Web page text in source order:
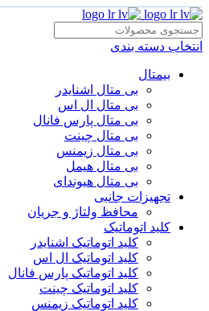
انتخاب دسته بندی
بیمتال
بی متال اشنایدر
بی متال ال اس
بی متال پارس فانال
بی متال چینت
بی متال زیمنس
بی متال هیمل
بی متال هیوندای
تجهیزات جانبی
محافظ ولتاژ و‌ جریان
کلید اتوماتیک
کلید اتوماتیک اشنایدر
کلید اتوماتیک ال اس
کلید اتوماتیک پارس فانال
کلید اتوماتیک چینت
کلید اتوماتیک زیمنس